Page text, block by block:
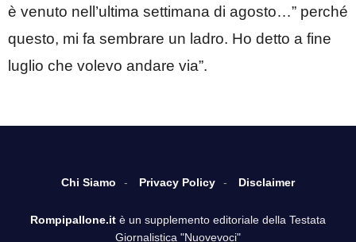
è venuto nell’ultima settimana di agosto…” perché
questo, mi fa sembrare un ladro. Ho detto a fine
luglio che volevo andare via”.
Chi Siamo Privacy Policy Disclaimer
Rompipallone.it è un supplemento editoriale della Testata
Giornalistica "Nuovevoci"